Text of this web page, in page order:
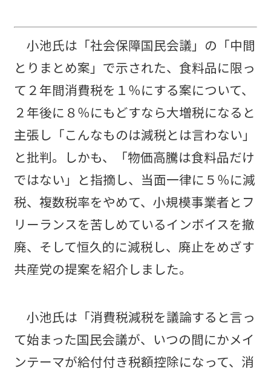
小池氏は「社会保障国民会議」の「中間
とりまとめ案」で示された、食料品に限っ
て２年間消費税を１％にする案について、
２年後に８％にもどすなら大増税になると
主張し「こんなものは減税とは言わない」
と批判。しかも、「物価高騰は食料品だけ
ではない」と指摘し、当面一律に５％に減
税、複数税率をやめて、小規模事業者とフ
リーランスを苦しめているインボイスを撤
廃、そして恒久的に減税し、廃止をめざす
共産党の提案を紹介しました。
小池氏は「消費税減税を議論すると言っ
て始まった国民会議が、いつの間にかメイ
ンテーマが給付付き税額控除になって、消